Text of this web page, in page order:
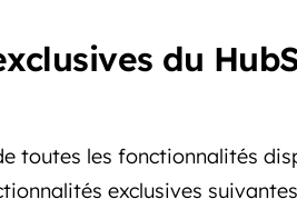
du
toutes les fonctionnalités
exclusives